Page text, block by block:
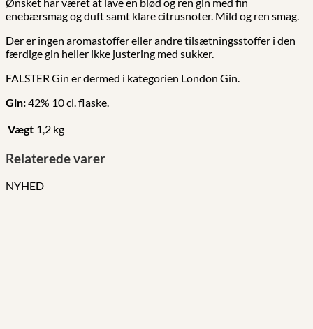
enebærsmag og duft samt klare citrusnoter. Mild og ren smag.
Der er ingen aromastoffer eller andre tilsætningsstoffer i den
færdige gin heller ikke justering med sukker.
FALSTER Gin er dermed i kategorien London Gin.
Gin:42% 10 cl. flaske.
Vægt 1,2 kg
Relaterede varer
NYHED